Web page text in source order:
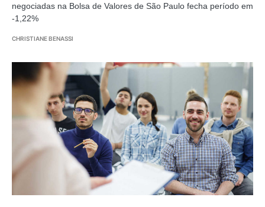
negociadas na Bolsa de Valores de São Paulo fecha período em
-1,22%
CHRISTIANE BENASSI